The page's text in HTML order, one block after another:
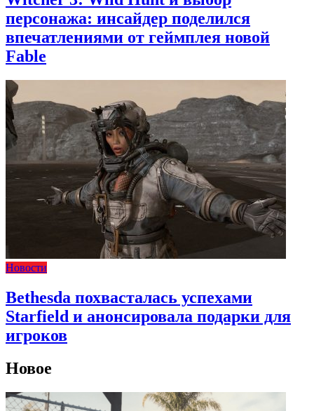
персонажа: инсайдер поделился
впечатлениями от геймплея новой
Fable
Новости
Bethesda похвасталась успехами
Starfield и анонсировала подарки для
игроков
Новое